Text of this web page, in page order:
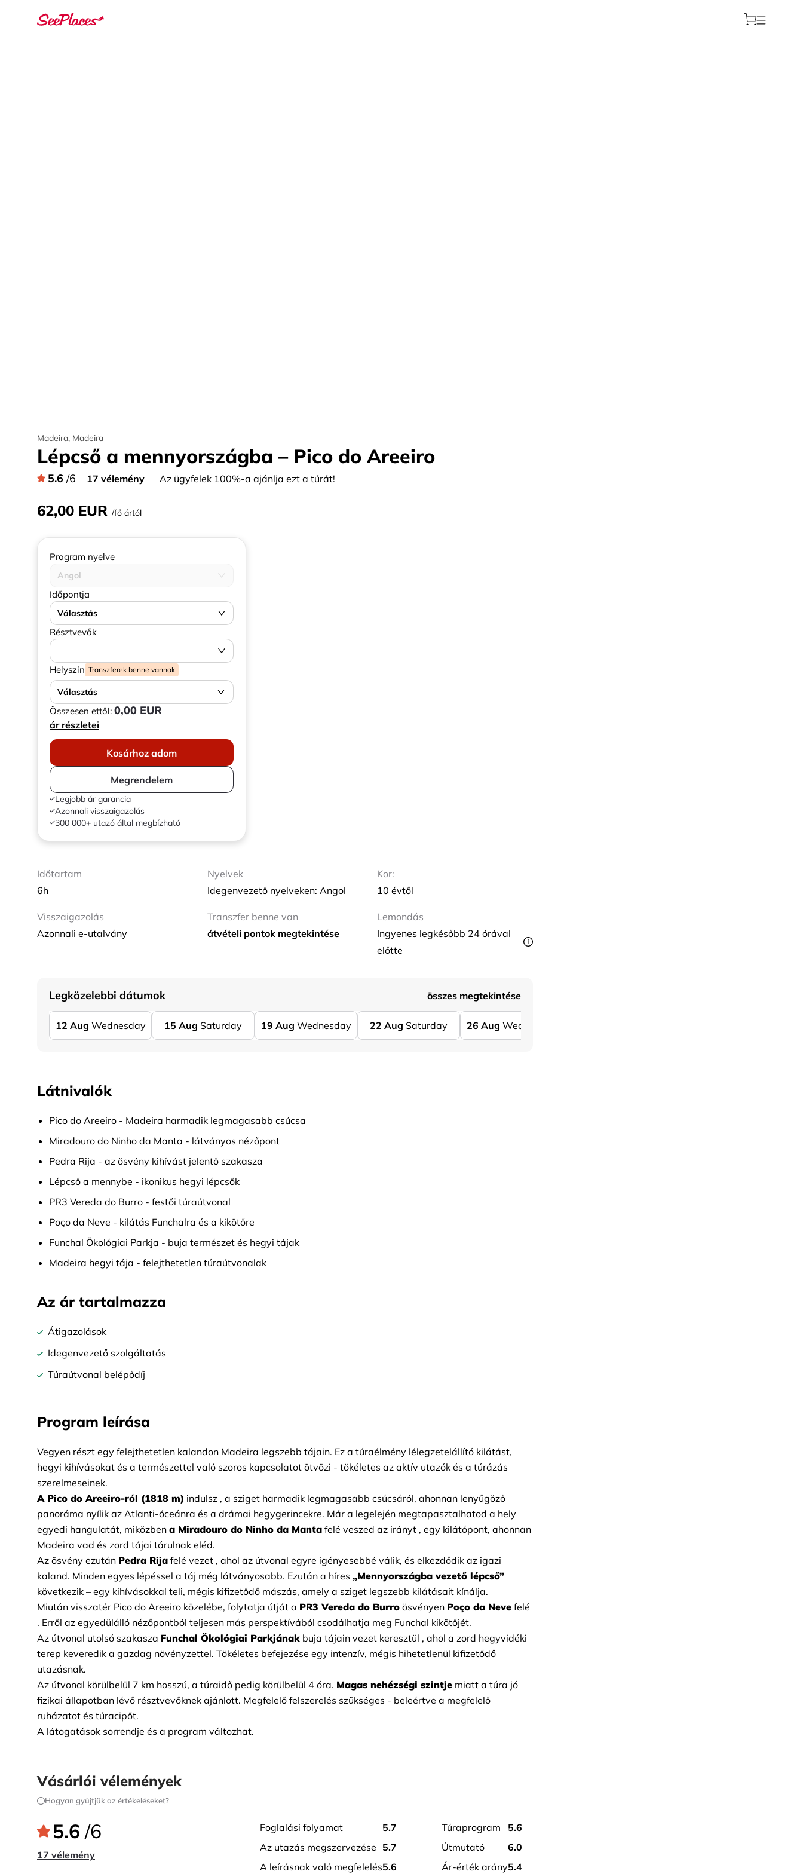
Madeira, Madeira
Lépcső a mennyországba – Pico do Areeiro
5.6 /6 17 vélemény Az ügyfelek 100%-a ajánlja ezt a túrát!
62,00 EUR /fő ártól
Program nyelve
Angol
Időpontja
Választás
Résztvevők
Helyszín Transzferek benne vannak
Választás
Összesen ettől: 0,00 EUR
ár részletei
Kosárhoz adom
Megrendelem
Legjobb ár garancia
Azonnali visszaigazolás
300 000+ utazó által megbízható
Időtartam
6h
Nyelvek
Idegenvezető nyelveken: Angol
Kor:
10 évtől
Visszaigazolás
Azonnali e-utalvány
Transzfer benne van
átvételi pontok megtekintése
Lemondás
Ingyenes legkésőbb 24 órával
előtte
Legközelebbi dátumok összes megtekintése
12 Aug Wednesday 15 Aug Saturday 19 Aug Wednesday 22 Aug Saturday 26 Aug Wednesday
Látnivalók
Pico do Areeiro - Madeira harmadik legmagasabb csúcsa
Miradouro do Ninho da Manta - látványos nézőpont
Pedra Rija - az ösvény kihívást jelentő szakasza
Lépcső a mennybe - ikonikus hegyi lépcsők
PR3 Vereda do Burro - festői túraútvonal
Poço da Neve - kilátás Funchalra és a kikötőre
Funchal Ökológiai Parkja - buja természet és hegyi tájak
Madeira hegyi tája - felejthetetlen túraútvonalak
Az ár tartalmazza
Átigazolások
Idegenvezető szolgáltatás
Túraútvonal belépődíj
Program leírása
Vegyen részt egy felejthetetlen kalandon Madeira legszebb tájain. Ez a túraélmény lélegzetelállító kilátást,
hegyi kihívásokat és a természettel való szoros kapcsolatot ötvözi - tökéletes az aktív utazók és a túrázás
szerelmeseinek.
A Pico do Areeiro-ról (1818 m) indulsz , a sziget harmadik legmagasabb csúcsáról, ahonnan lenyűgöző
panoráma nyílik az Atlanti-óceánra és a drámai hegygerincekre. Már a legelején megtapasztalhatod a hely
egyedi hangulatát, miközben a Miradouro do Ninho da Manta felé veszed az irányt , egy kilátópont, ahonnan
Madeira vad és zord tájai tárulnak eléd.
Az ösvény ezután Pedra Rija felé vezet , ahol az útvonal egyre igényesebbé válik, és elkezdődik az igazi
kaland. Minden egyes lépéssel a táj még látványosabb. Ezután a híres „Mennyországba vezető lépcső”
következik – egy kihívásokkal teli, mégis kifizetődő mászás, amely a sziget legszebb kilátásait kínálja.
Miután visszatér Pico do Areeiro közelébe, folytatja útját a PR3 Vereda do Burro ösvényen Poço da Neve felé
. Erről az egyedülálló nézőpontból teljesen más perspektívából csodálhatja meg Funchal kikötőjét.
Az útvonal utolsó szakasza Funchal Ökológiai Parkjának buja tájain vezet keresztül , ahol a zord hegyvidéki
terep keveredik a gazdag növényzettel. Tökéletes befejezése egy intenzív, mégis hihetetlenül kifizetődő
utazásnak.
Az útvonal körülbelül 7 km hosszú, a túraidő pedig körülbelül 4 óra. Magas nehézségi szintje miatt a túra jó
fizikai állapotban lévő résztvevőknek ajánlott. Megfelelő felszerelés szükséges - beleértve a megfelelő
ruházatot és túracipőt.
A látogatások sorrendje és a program változhat.
Vásárlói vélemények
Hogyan gyűjtjük az értékeléseket?
5.6 /6
17 vélemény
foglalási folyamat 5.7 túraprogram
5.6
az utazás megszervezése 5.7 útmutató
6.0
a leírásnak való megfelelés5.6 ár-érték arány5.4